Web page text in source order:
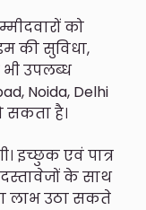
को
की सुविधा,
भी उपलब्ध
Noida, Delhi
सकता है।
इच्छुक एवं पात्र
के साथ
लाभ उठा सकते